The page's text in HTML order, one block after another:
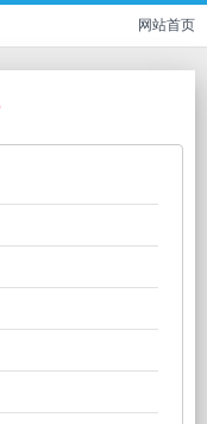
网站首页